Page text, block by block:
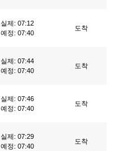
실제: 07:12
예정: 07:40
도착
실제: 07:44
예정: 07:40
도착
실제: 07:46
예정: 07:40
도착
실제: 07:29
예정: 07:40
도착